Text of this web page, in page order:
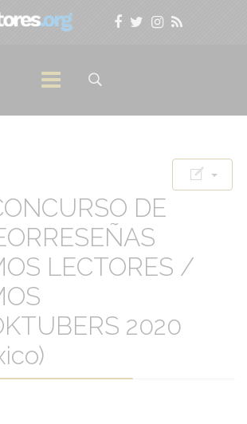
DE
LECTORES /
2020